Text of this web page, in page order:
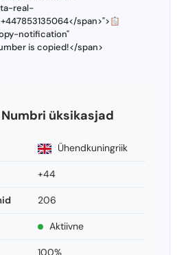
real-
span>">
notification"
is copied!</span>
üksikasjad
Ühendkuningriik
+44
206
Aktiivne
100%